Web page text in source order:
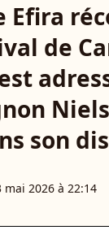
Efira
de
son
mai 2026 à 22:14